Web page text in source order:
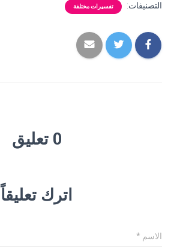
التصنيفات: تفسيرات مختلفة
0 تعليق
اترك تعليقاً
الاسم *